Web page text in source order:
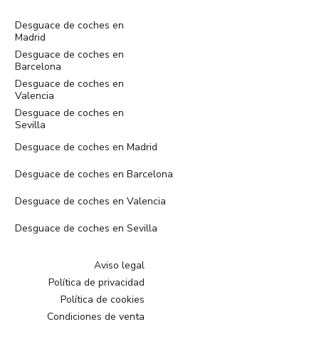
Desguace de coches en
Madrid
Desguace de coches en
Barcelona
Desguace de coches en
Valencia
Desguace de coches en
Sevilla
Desguace de coches en Madrid
Desguace de coches en Barcelona
Desguace de coches en Valencia
Desguace de coches en Sevilla
Aviso legal
Política de privacidad
Política de cookies
Condiciones de venta